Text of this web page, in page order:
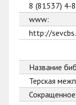
8 (81537) 4-
www:
http://
Название
Терская